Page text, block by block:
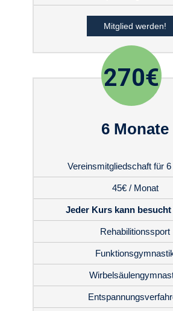
Mitglied werden!
270€
6 Monate
Vereinsmitgliedschaft für
45€ / Monat
Jeder Kurs kann
Rehabilitionssport